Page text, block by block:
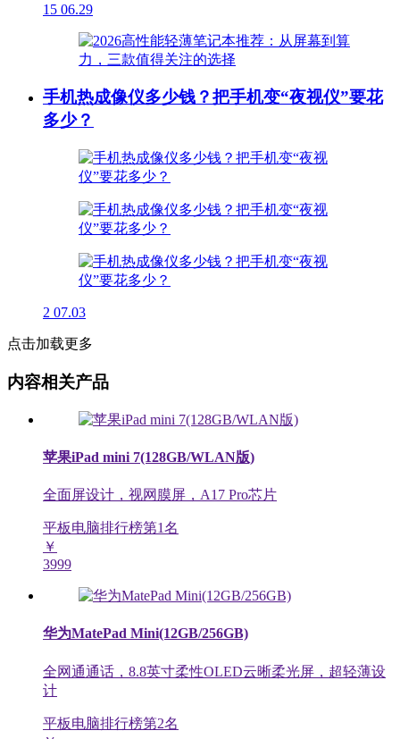
15 06.29
手机热成像仪多少钱？把手机变“夜视仪”要花
多少？
2 07.03
点击加载更多
内容相关产品
苹果iPad mini 7(128GB/WLAN版)
全面屏设计，视网膜屏，A17 Pro芯片
平板电脑排行榜第1名
￥
3999
华为MatePad Mini(12GB/256GB)
全网通通话，8.8英寸柔性OLED云晰柔光屏，超轻薄设
计
平板电脑排行榜第2名